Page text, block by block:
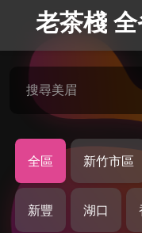
老茶棧
搜尋美眉
全區 新竹市區
新豐 湖口